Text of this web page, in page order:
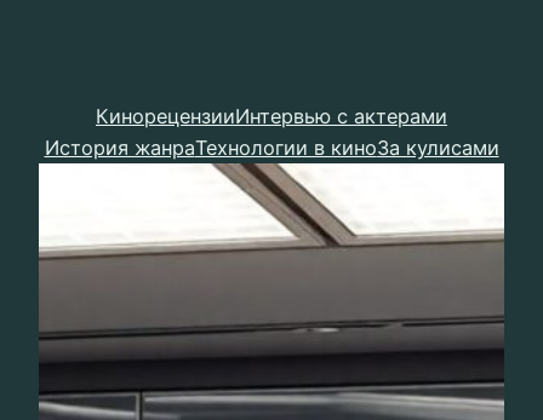
КинорецензииИнтервью с актерами
История жанраТехнологии в киноЗа кулисами